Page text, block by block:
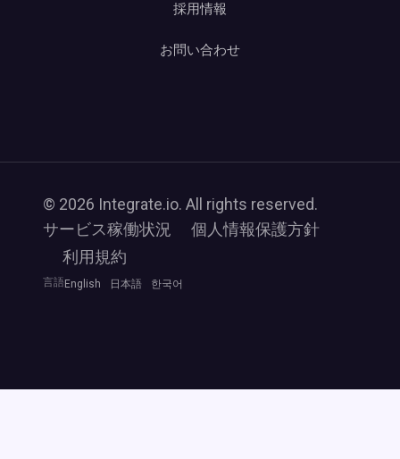
採用情報
お問い合わせ
© 2026 Integrate.io. All rights reserved.
サービス稼働状況
個人情報保護方針
利用規約
言語 English 日本語 한국어